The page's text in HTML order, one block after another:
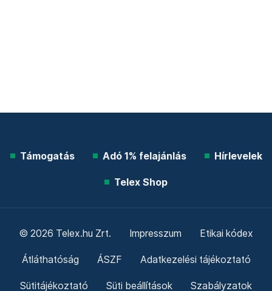
Támogatás Adó 1% felajánlás Hírlevelek
Telex Shop
© 2026 Telex.hu Zrt. Impresszum Etikai kódex
Átláthatóság ÁSZF Adatkezelési tájékoztató
Sütitájékoztató Süti beállítások Szabályzatok